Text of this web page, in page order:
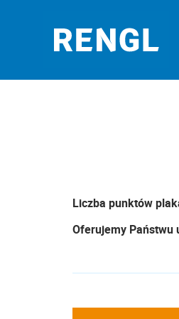
Liczba punktów
Oferujemy Państwu